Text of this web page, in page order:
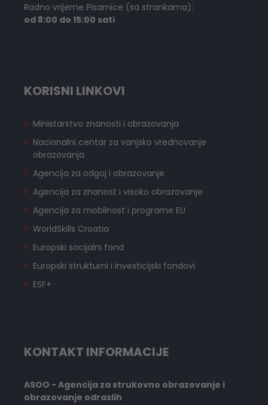
Radno vrijeme Pisarnice (sa strankama):
od 8:00 do 15:00 sati
KORISNI LINKOVI
Ministarstvo znanosti i obrazovanja
Nacionalni centar za vanjsko vrednovanje
obrazovanja
Agencija za odgoj i obrazovanje
Agencija za znanost i visoko obrazovanje
Agencija za mobilnost i programe EU
WorldSkills Croatia
Europski socijalni fond
Europski strukturni i investicijski fondovi
ESF+
KONTAKT INFORMACIJE
ASOO - Agencija za strukovno obrazovanje i
obrazovanje odraslih